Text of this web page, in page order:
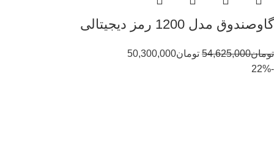
گاوصندوق مدل 1200 رمز دیجیتالی
تومان54,625,000 تومان50,300,000
-22%